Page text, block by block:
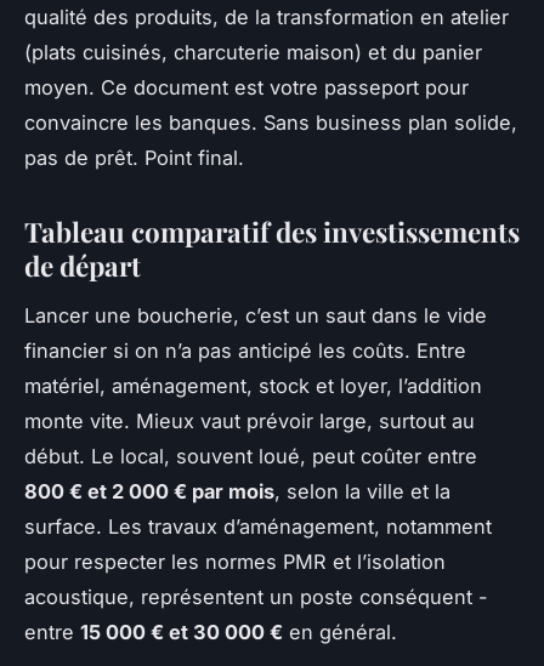
qualité des produits, de la transformation en atelier
(plats cuisinés, charcuterie maison) et du panier
moyen. Ce document est votre passeport pour
convaincre les banques. Sans business plan solide,
pas de prêt. Point final.
Tableau comparatif des investissements
de départ
Lancer une boucherie, c’est un saut dans le vide
financier si on n’a pas anticipé les coûts. Entre
matériel, aménagement, stock et loyer, l’addition
monte vite. Mieux vaut prévoir large, surtout au
début. Le local, souvent loué, peut coûter entre
800 € et 2 000 € par mois, selon la ville et la
surface. Les travaux d’aménagement, notamment
pour respecter les normes PMR et l’isolation
acoustique, représentent un poste conséquent -
entre 15 000 € et 30 000 € en général.